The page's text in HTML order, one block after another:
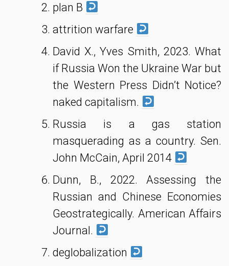
plan B
attrition warfare
David X., Yves Smith, 2023. What
if Russia Won the Ukraine War but
the Western Press Didn’t Notice?
naked capitalism.
Russia is a gas station
masquerading as a country. Sen.
John McCain, April 2014
Dunn, B., 2022. Assessing the
Russian and Chinese Economies
Geostrategically. American Affairs
Journal.
deglobalization